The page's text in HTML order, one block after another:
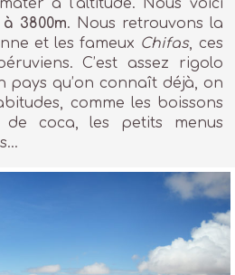
à l’altitude. Nous voici
à 3800m. Nous retrouvons la
et les fameux Chifas, ces
C’est assez rigolo
pays qu’on connaît déjà, on
comme les boissons
de coca, les petits menus